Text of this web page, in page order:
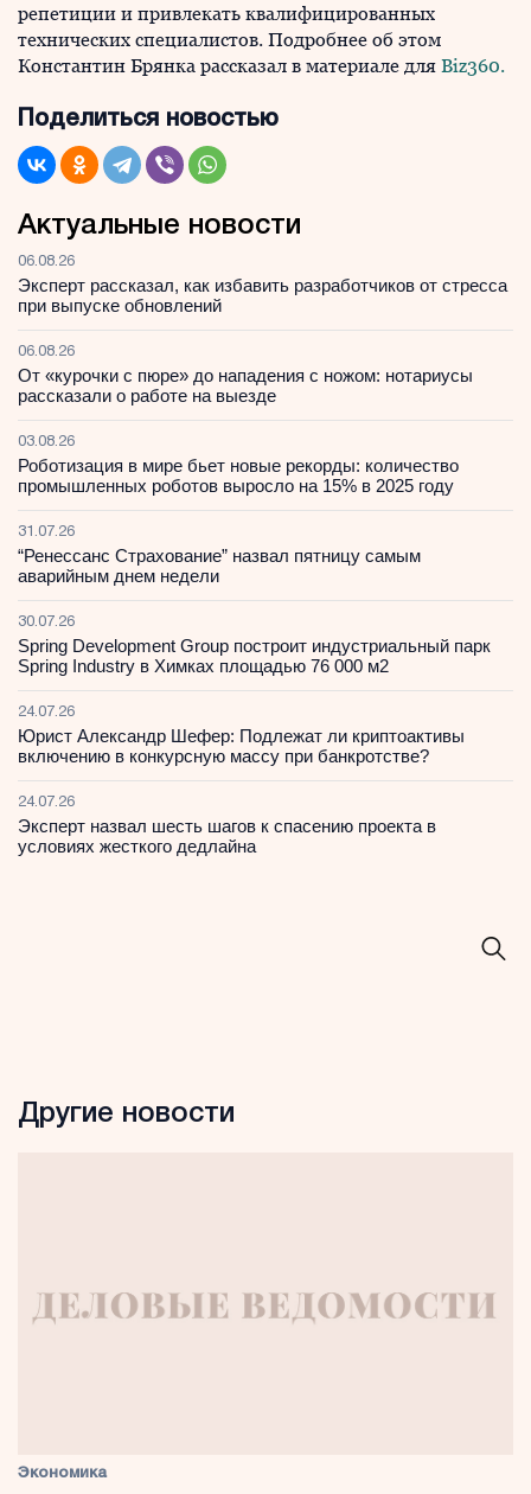
репетиции и привлекать квалифицированных
технических специалистов. Подробнее об этом
Константин Брянка рассказал в материале для Biz360.
Поделиться новостью
Актуальные новости
06.08.26
Эксперт рассказал, как избавить разработчиков от стресса
при выпуске обновлений
06.08.26
От «курочки с пюре» до нападения с ножом: нотариусы
рассказали о работе на выезде
03.08.26
Роботизация в мире бьет новые рекорды: количество
промышленных роботов выросло на 15% в 2025 году
31.07.26
“Ренессанс Страхование” назвал пятницу самым
аварийным днем недели
30.07.26
Spring Development Group построит индустриальный парк
Spring Industry в Химках площадью 76 000 м2
24.07.26
Юрист Александр Шефер: Подлежат ли криптоактивы
включению в конкурсную массу при банкротстве?
24.07.26
Эксперт назвал шесть шагов к спасению проекта в
условиях жесткого дедлайна
Другие новости
Экономика